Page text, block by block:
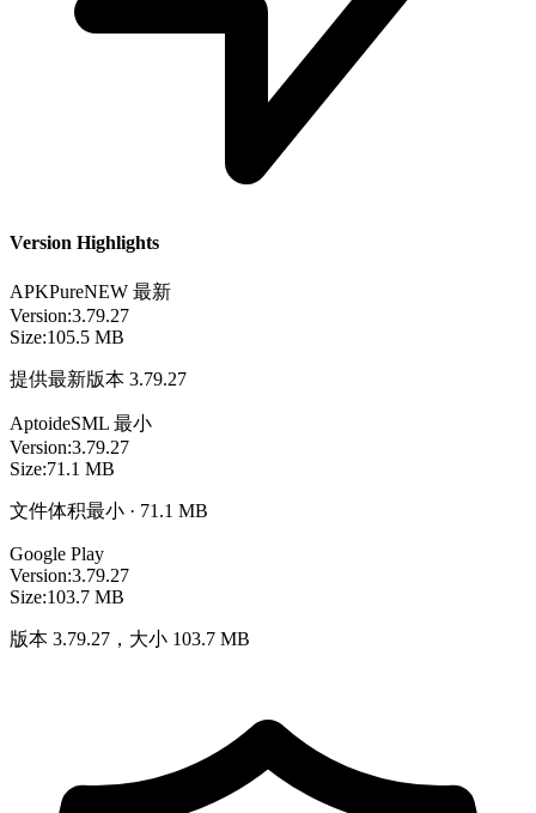
Version Highlights
APKPureNEW 最新
Version:3.79.27
Size:105.5 MB
提供最新版本 3.79.27
AptoideSML 最小
Version:3.79.27
Size:71.1 MB
文件体积最小 · 71.1 MB
Google Play
Version:3.79.27
Size:103.7 MB
版本 3.79.27，大小 103.7 MB